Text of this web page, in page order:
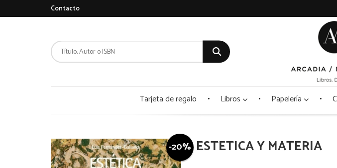
Contacto
Tarjeta de regalo Libros Papelería
-20% ESTETICA Y MATERIA